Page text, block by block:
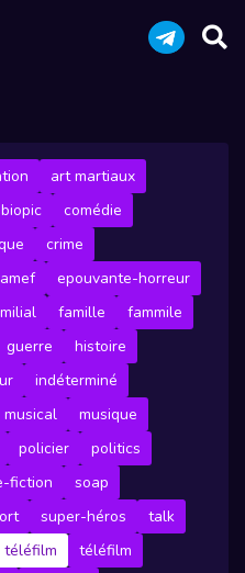
art martiaux
biopic
comédie
crime
epouvante-horreur
famille
fammile
guerre
histoire
indéterminé
musical
musique
policier
politics
fiction
soap
super-héros
talk
téléfilm
téléfilm